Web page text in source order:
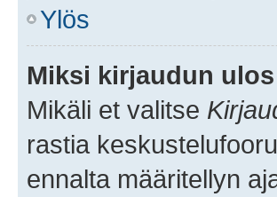
Ylös
Miksi kirjaudun
Mikäli et valitse
rastia
ennalta määritellyn